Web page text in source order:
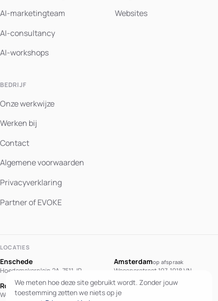
AI-marketingteam
AI-consultancy
AI-workshops
Websites
BEDRIJF
Onze werkwijze
Werken bij
Contact
Algemene voorwaarden
Privacyverklaring
Partner of EVOKE
LOCATIES
Enschede
Hoedemakerplein 2A, 7511 JP
Amsterdamop afspraak
Weesperstraat 107, 1018 VN
Rotterdam
Westblaak 90, 3012 KM
Berlijnop afspraak
Potsdamer Platz 10, 10785 Berlin
This page is also
We meten hoe deze site gebruikt wordt. Zonder jouw
toestemming zetten we niets op je